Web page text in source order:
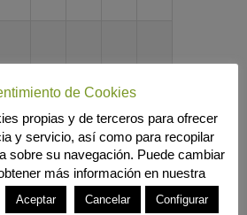
JUN 2027
de Cookies
propias y de terceros para ofrecer
y servicio, así como para recopilar
sobre su navegación. Puede cambiar
más información en nuestra
Aceptar Cancelar Configurar